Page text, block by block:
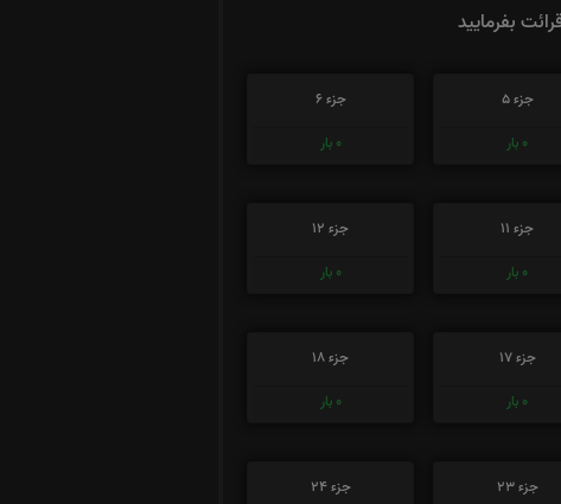
بفرمایید
جزء 5
0 بار
جزء 6
0 بار
جزء 11
0 بار
جزء 12
0 بار
جزء 17
0 بار
جزء 18
0 بار
جزء 23
جزء 24